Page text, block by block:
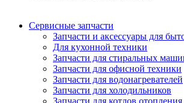
Сервисные запчасти
Запчасти и аксессуары для
Для кухонной техники
Запчасти для стиральных
Запчасти для офисной техники
Запчасти для водонагревателей
Запчасти для холодильников
Запчасти для котлов отопления